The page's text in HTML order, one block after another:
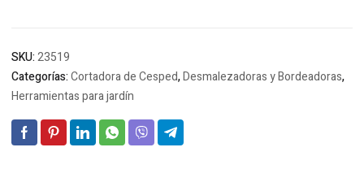
SKU:23519
Categorías:Cortadora de Cesped,Desmalezadoras y Bordeadoras,
Herramientas para jardín